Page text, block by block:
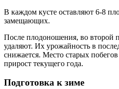
В каждом кусте оставляют 6-8
замещающих.
После плодоношения, во второй
удаляют. Их урожайность в
снижается. Место старых
прирост текущего года.
Подготовка к зиме